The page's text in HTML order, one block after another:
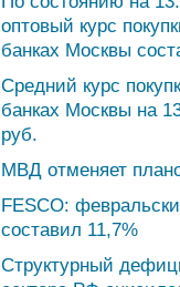
оптовый курс
банках Москвы
Cредний курс
банках Москвы на
руб.
МВД отменяет
FESCO:
составил 11,7%
Структурный